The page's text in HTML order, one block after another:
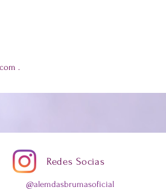
.
Redes Socias
@alemdasbrumasoficial